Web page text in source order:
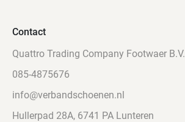
Contact
Quattro Trading Company Footwaer B.V.
085-4875676
info@verbandschoenen.nl
Hullerpad 28A, 6741 PA Lunteren